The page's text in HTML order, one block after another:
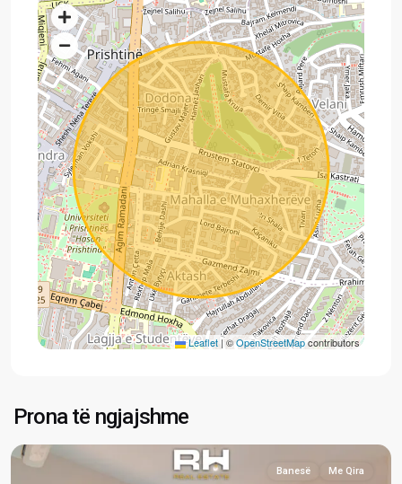
Leaflet |©OpenStreetMapcontributors
Prona të ngjajshme
Muhaxherëve
Prishtinë
Banesë Me Qira